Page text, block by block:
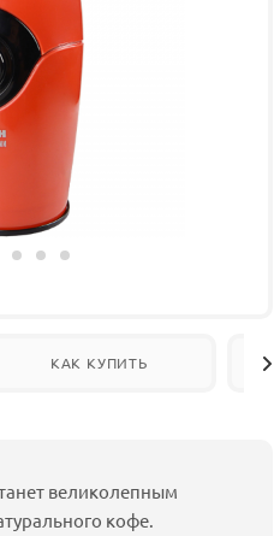
КАК КУПИТЬ
великолепным
кофе.